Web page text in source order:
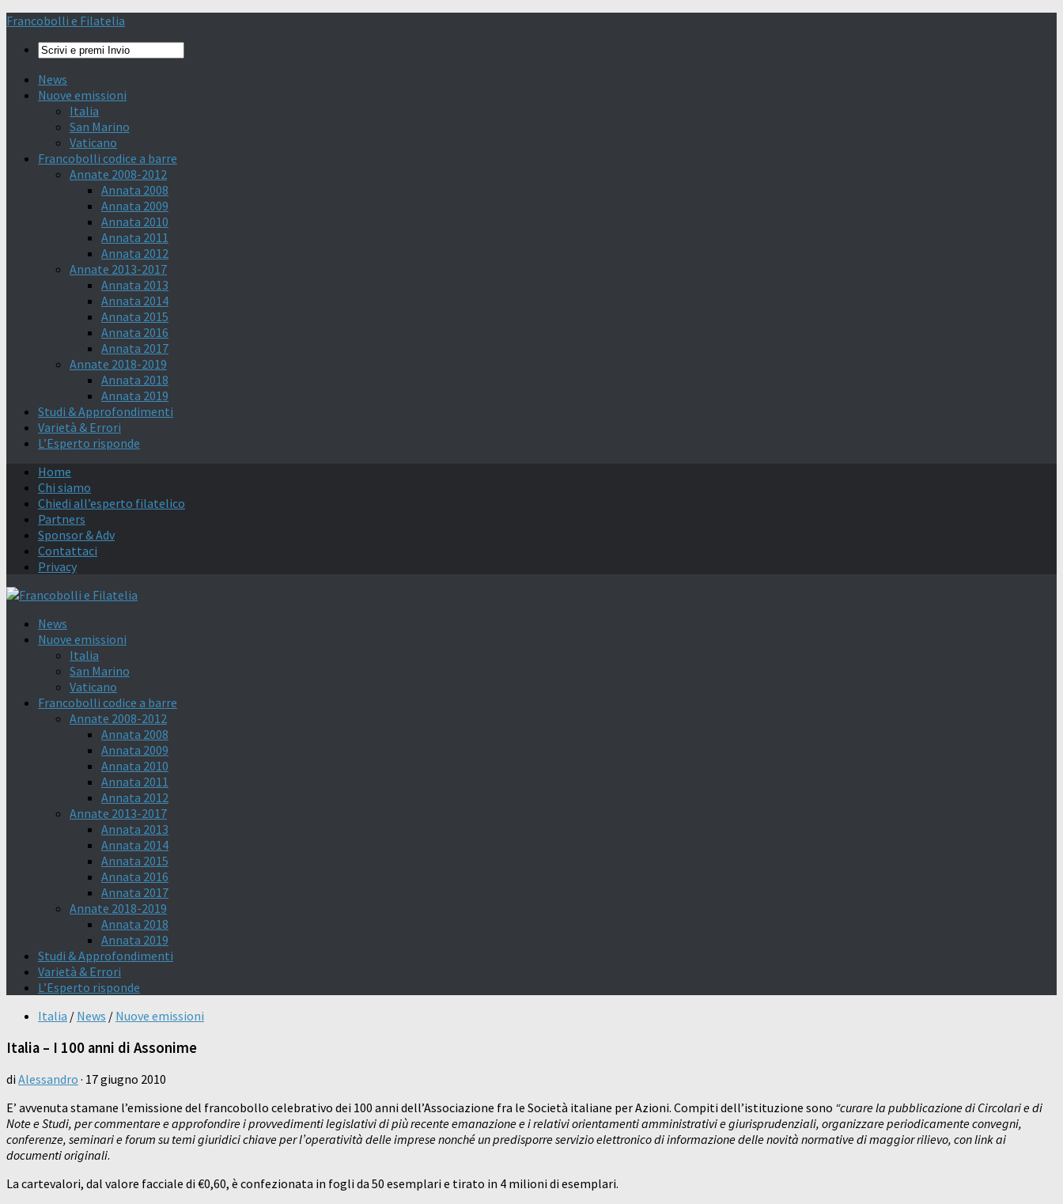
Francobolli e Filatelia
News
Nuove emissioni
Italia
San Marino
Vaticano
Francobolli codice a barre
Annate 2008-2012
Annata 2008
Annata 2009
Annata 2010
Annata 2011
Annata 2012
Annate 2013-2017
Annata 2013
Annata 2014
Annata 2015
Annata 2016
Annata 2017
Annate 2018-2019
Annata 2018
Annata 2019
Studi & Approfondimenti
Varietà & Errori
L’Esperto risponde
Home
Chi siamo
Chiedi all’esperto filatelico
Partners
Sponsor & Adv
Contattaci
Privacy
News
Nuove emissioni
Italia
San Marino
Vaticano
Francobolli codice a barre
Annate 2008-2012
Annata 2008
Annata 2009
Annata 2010
Annata 2011
Annata 2012
Annate 2013-2017
Annata 2013
Annata 2014
Annata 2015
Annata 2016
Annata 2017
Annate 2018-2019
Annata 2018
Annata 2019
Studi & Approfondimenti
Varietà & Errori
L’Esperto risponde
Italia / News / Nuove emissioni
Italia – I 100 anni di Assonime
di Alessandro · 17 giugno 2010
E’ avvenuta stamane l’emissione del francobollo celebrativo dei 100 anni dell’Associazione fra le Società italiane per Azioni. Compiti dell’istituzione sono “curare la pubblicazione di Circolari e di
Note e Studi, per commentare e approfondire i provvedimenti legislativi di più recente emanazione e i relativi orientamenti amministrativi e giurisprudenziali, organizzare periodicamente convegni,
conferenze, seminari e forum su temi giuridici chiave per l’operatività delle imprese nonché un predisporre servizio elettronico di informazione delle novità normative di maggior rilievo, con link ai
documenti originali.
La cartevalori, dal valore facciale di €0,60, è confezionata in fogli da 50 esemplari e tirato in 4 milioni di esemplari.